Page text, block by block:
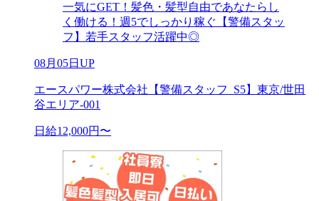
一気にGET！髪色・髪型自由であなたらし
く働ける！週5でしっかり稼ぐ【警備スタッ
フ】若手スタッフ活躍中◎
08月05日UP
エースパワー株式会社【警備スタッフ_S5】東京/世田
谷エリア-001
日給12,000円〜